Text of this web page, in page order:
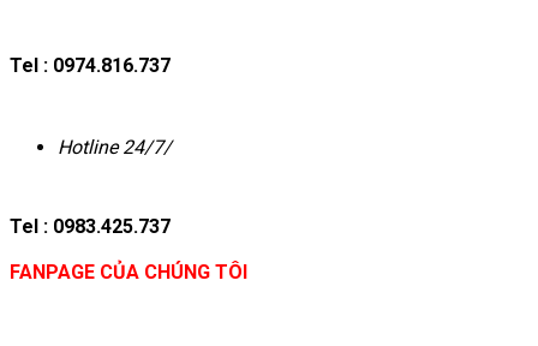
Tel : 0974.816.737
Hotline 24/7/
Tel : 0983.425.737
FANPAGE CỦA CHÚNG TÔI